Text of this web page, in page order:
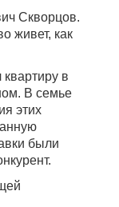
Скворцов.
живет, как
в
В семье
этих
были